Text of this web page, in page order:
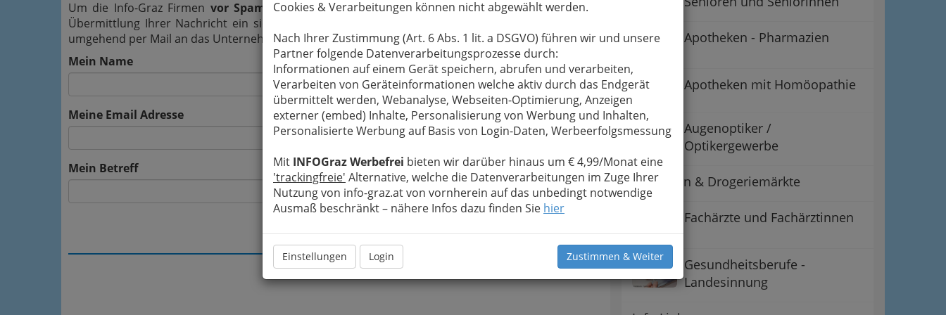
Cookies & Verarbeitungen können nicht abgewählt werden.
Nach Ihrer Zustimmung (Art. 6 Abs. 1 lit. a DSGVO) führen wir und unsere
Partner folgende Datenverarbeitungsprozesse durch:
Informationen auf einem Gerät speichern, abrufen und verarbeiten,
Verarbeiten von Geräteinformationen welche aktiv durch das Endgerät
übermittelt werden, Webanalyse, Webseiten-Optimierung, Anzeigen
externer (embed) Inhalte, Personalisierung von Werbung und Inhalten,
Personalisierte Werbung auf Basis von Login-Daten, Werbeerfolgsmessung
Mit INFOGraz Werbefrei bieten wir darüber hinaus um € 4,99/Monat eine
'trackingfreie' Alternative, welche die Datenverarbeitungen im Zuge Ihrer
Nutzung von info-graz.at von vornherein auf das unbedingt notwendige
Ausmaß beschränkt – nähere Infos dazu finden Sie hier
Einstellungen Login Zustimmen & Weiter
Um die Info-Graz Firmen vor Spam-Mails zu bewahren, verwenden wir an dieser Stelle zur
Übermittlung Ihrer Nachricht ein sicheres Formular. Ihre Nachricht wird nach dem Absenden
umgehend per Mail an das Unternehmen Praxis IN MOVIMENTO weitergeleitet.
Mein Name
Meine Email Adresse
Mein Betreff
Meine Nachricht
Apotheken - Pharmazien
Apotheken mit Homöopathie
Augenoptiker /
Optikergewerbe
Drogerien & Drogeriemärkte
Fachärzte und Fachärztinnen
Gesundheitsberufe -
Landesinnung